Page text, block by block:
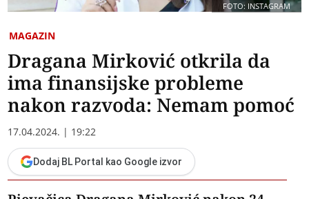
FOTO: INSTAGRAM
MAGAZIN
Dragana Mirković otkrila da
ima finansijske probleme
nakon razvoda: Nemam pomoć
17.04.2024. | 19:22
Dodaj BL Portal kao Google izvor